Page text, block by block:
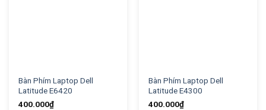
Bàn Phím Laptop Dell
Latitude E6420
400.000₫
Bàn Phím Laptop Dell
Latitude E4300
400.000₫